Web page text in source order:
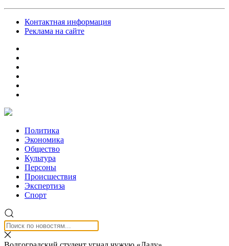
Контактная информация
Реклама на сайте
Политика
Экономика
Общество
Культура
Персоны
Происшествия
Экспертиза
Спорт